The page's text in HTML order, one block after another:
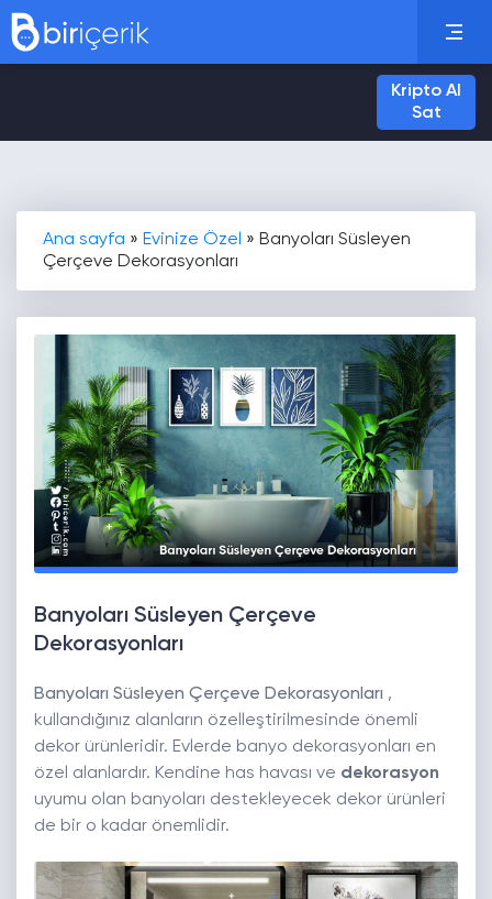
Kripto Al
Sat
Ana sayfa » Evinize Özel » Banyoları Süsleyen
Çerçeve Dekorasyonları
Banyoları Süsleyen Çerçeve
Dekorasyonları
Banyoları Süsleyen Çerçeve Dekorasyonları ,
kullandığınız alanların özelleştirilmesinde önemli
dekor ürünleridir. Evlerde banyo dekorasyonları en
özel alanlardır. Kendine has havası ve dekorasyon
uyumu olan banyoları destekleyecek dekor ürünleri
de bir o kadar önemlidir.